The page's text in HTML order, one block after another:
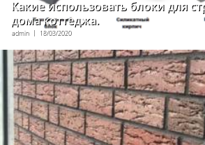
Какие использовать блоки для
дома коттеджа.
admin 18/03/2020